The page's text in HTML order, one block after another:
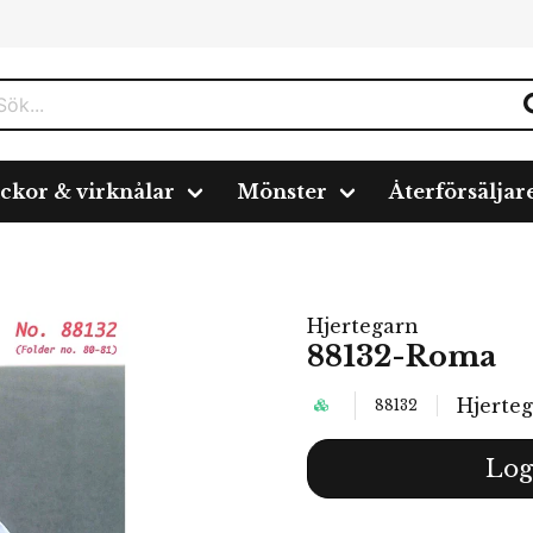
& virknålar Mönster
Hjertegarn
88132-Roma
88132